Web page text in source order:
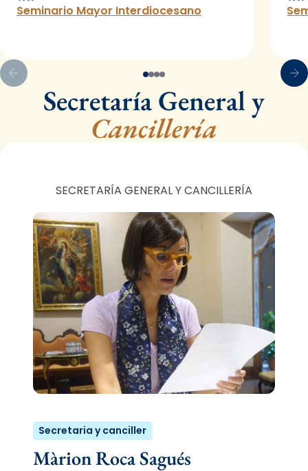
Seminario Mayor Interdiocesano
Secretaría General y
Cancillería
SECRETARÍA GENERAL Y CANCILLERÍA
Secretaria y canciller
Màrion Roca Sagués